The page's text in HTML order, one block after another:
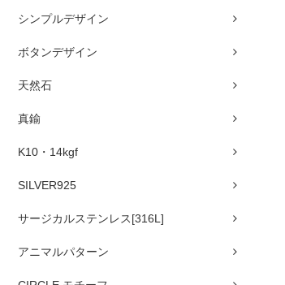
シンプルデザイン
ボタンデザイン
天然石
真鍮
K10・14kgf
SILVER925
サージカルステンレス[316L]
アニマルパターン